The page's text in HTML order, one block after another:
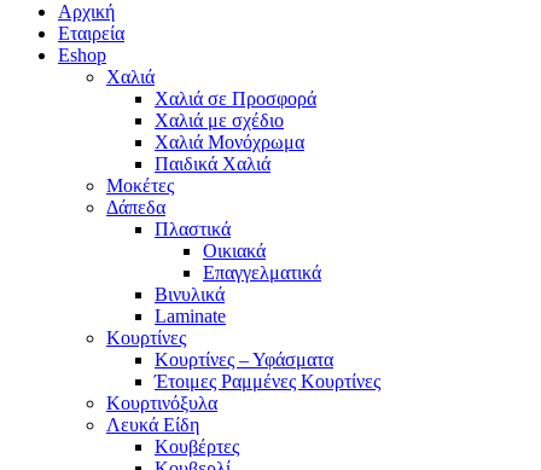
Αρχική
Εταιρεία
Eshop
Χαλιά
Χαλιά σε Προσφορά
Χαλιά με σχέδιο
Χαλιά Μονόχρωμα
Παιδικά Χαλιά
Μοκέτες
Δάπεδα
Πλαστικά
Οικιακά
Επαγγελματικά
Βινυλικά
Laminate
Κουρτίνες
Κουρτίνες – Υφάσματα
Έτοιμες Ραμμένες Κουρτίνες
Κουρτινόξυλα
Λευκά Είδη
Κουβέρτες